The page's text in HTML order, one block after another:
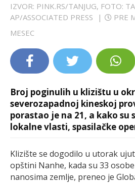
EXTRA
IZVOR: PINK.RS/TANJUG, FOTO:
AP/ASSOCIATED PRESS
| PRE
MESEC
Broj poginulih u klizištu u
severozapadnoj kineskoj
porastao je na 21, a kako su
lokalne vlasti, spasilačke
Klizište se dogodilo u utorak
opštini Nanhe, kada su 33
nanosima zemlje, preneo je